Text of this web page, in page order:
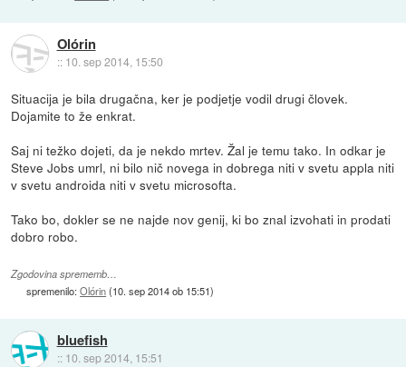
Olórin
:: 10. sep 2014, 15:50
Situacija je bila drugačna, ker je podjetje vodil drugi človek.
Dojamite to že enkrat.
Saj ni težko dojeti, da je nekdo mrtev. Žal je temu tako. In odkar je
Steve Jobs umrl, ni bilo nič novega in dobrega niti v svetu appla niti
v svetu androida niti v svetu microsofta.
Tako bo, dokler se ne najde nov genij, ki bo znal izvohati in prodati
dobro robo.
Zgodovina sprememb…
spremenilo:Olórin(10. sep 2014 ob 15:51)
bluefish
:: 10. sep 2014, 15:51